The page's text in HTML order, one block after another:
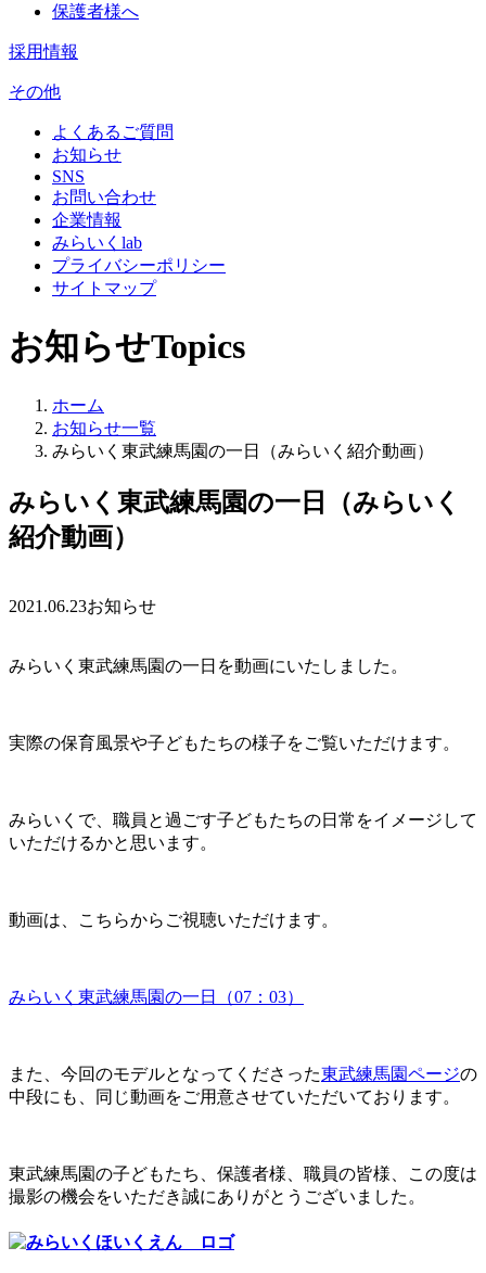
保護者様へ
採用情報
その他
よくあるご質問
お知らせ
SNS
お問い合わせ
企業情報
みらいくlab
プライバシーポリシー
サイトマップ
お知らせTopics
ホーム
お知らせ一覧
みらいく東武練馬園の一日（みらいく紹介動画）
みらいく東武練馬園の一日（みらいく
紹介動画）
2021.06.23お知らせ
みらいく東武練馬園の一日を動画にいたしました。
実際の保育風景や子どもたちの様子をご覧いただけます。
みらいくで、職員と過ごす子どもたちの日常をイメージして
いただけるかと思います。
動画は、こちらからご視聴いただけます。
みらいく東武練馬園の一日（07：03）
また、今回のモデルとなってくださった東武練馬園ページの
中段にも、同じ動画をご用意させていただいております。
東武練馬園の子どもたち、保護者様、職員の皆様、この度は
撮影の機会をいただき誠にありがとうございました。